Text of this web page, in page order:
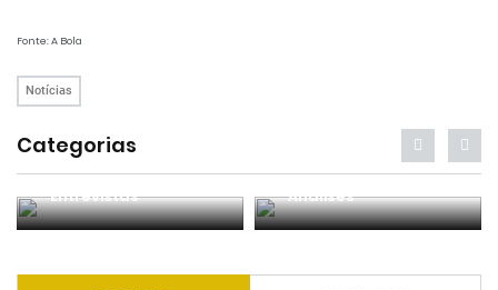
Fonte: A Bola
Notícias
Categorias
Entrevistas Análises